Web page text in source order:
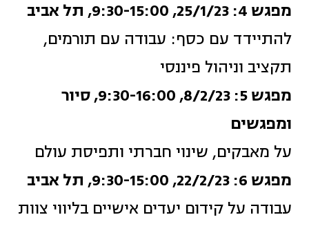
מפגש 4: 25/1/23, 9:30-15:00, תל אביב
להתיידד עם כסף: עבודה עם תורמים,
תקציב וניהול פיננסי
מפגש 5: 8/2/23, 9:30-16:00, סיור
ומפגשים
על מאבקים, שינוי חברתי ותפיסת עולם
מפגש 6: 22/2/23, 9:30-15:00, תל אביב
עבודה על קידום יעדים אישיים בליווי צוות